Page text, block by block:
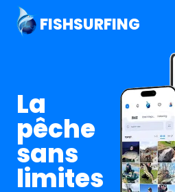
FISHSURFING
La
pêche
sans
limites